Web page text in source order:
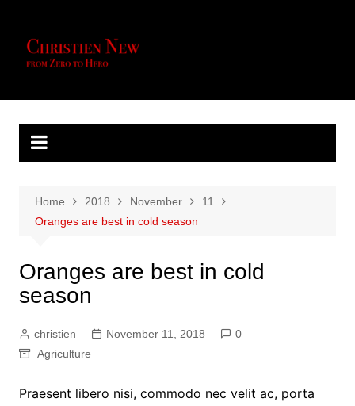
content
Home 2018 November
11
Oranges are best in cold season
Oranges are best in cold
season
christien November 11, 2018
0
Agriculture
Praesent libero nisi, commodo nec velit ac, porta